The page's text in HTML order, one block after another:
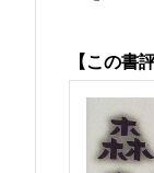
【この書